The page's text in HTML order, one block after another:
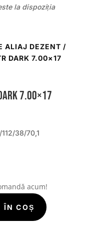
la dispoziția
ALIAJ DEZENT /
DARK 7.00×17
7.00×17
38/70,1
acum!
ÎN COȘ